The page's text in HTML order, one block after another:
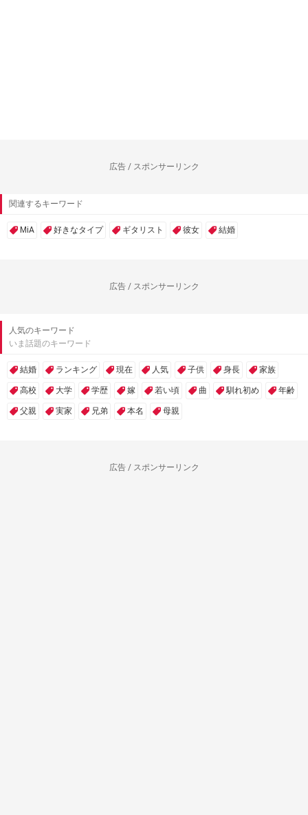
広告 / スポンサーリンク
関連するキーワード
MiA 好きなタイプ ギタリスト 彼女 結婚
広告 / スポンサーリンク
人気のキーワード
いま話題のキーワード
結婚 ランキング 現在 人気 子供 身長 家族
高校 大学 学歴 嫁 若い頃 曲 馴れ初め 年齢
父親 実家 兄弟 本名 母親
広告 / スポンサーリンク